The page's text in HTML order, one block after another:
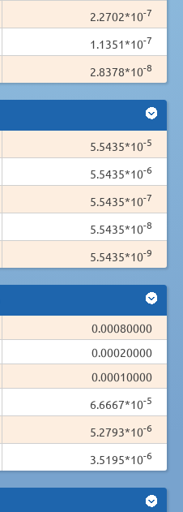
2.2702*10-7
1.1351*10-7
2.8378*10-8
5.5435*10-5
5.5435*10-6
5.5435*10-7
5.5435*10-8
5.5435*10-9
0.00080000
0.00020000
0.00010000
6.6667*10-5
5.2793*10-6
3.5195*10-6